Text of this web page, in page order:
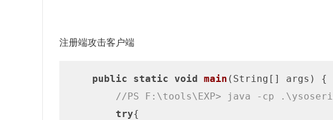
注册端攻击客户端
public static void main (String[] args)
{
//PS F:\tools\EXP> java -cp
try{